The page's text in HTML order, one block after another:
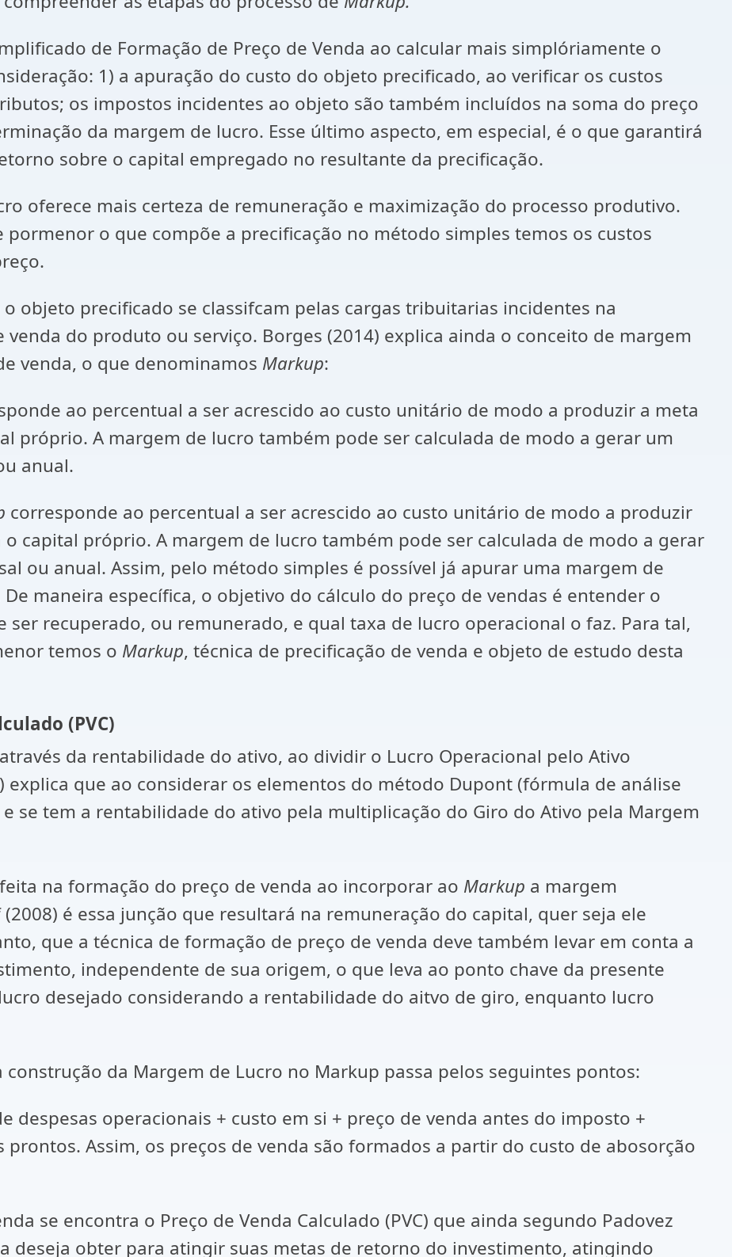
de Formação de Preço de Venda ao calcular mais simplóriamente o
1) a apuração do custo do objeto precificado, ao verificar os custos
os impostos incidentes ao objeto são também incluídos na soma do preço
da margem de lucro. Esse último aspecto, em especial, é o que garantirá
sobre o capital empregado no resultante da precificação.
mais certeza de remuneração e maximização do processo produtivo.
o que compõe a precificação no método simples temos os custos
precificado se classifcam pelas cargas tribuitarias incidentes na
do produto ou serviço. Borges (2014) explica ainda o conceito de margem
venda, o que denominamos Markup:
ao percentual a ser acrescido ao custo unitário de modo a produzir a meta
próprio. A margem de lucro também pode ser calculada de modo a gerar um
anual.
corresponde ao percentual a ser acrescido ao custo unitário de modo a produzir
capital próprio. A margem de lucro também pode ser calculada de modo a gerar
ou anual. Assim, pelo método simples é possível já apurar uma margem de
maneira específica, o objetivo do cálculo do preço de vendas é entender o
recuperado, ou remunerado, e qual taxa de lucro operacional o faz. Para tal,
temos o Markup, técnica de precificação de venda e objeto de estudo desta
(PVC)
da rentabilidade do ativo, ao dividir o Lucro Operacional pelo Ativo
explica que ao considerar os elementos do método Dupont (fórmula de análise
se tem a rentabilidade do ativo pela multiplicação do Giro do Ativo pela Margem
na formação do preço de venda ao incorporar ao Markup a margem
é essa junção que resultará na remuneração do capital, quer seja ele
que a técnica de formação de preço de venda deve também levar em conta a
independente de sua origem, o que leva ao ponto chave da presente
desejado considerando a rentabilidade do aitvo de giro, enquanto lucro
da Margem de Lucro no Markup passa pelos seguintes pontos:
despesas operacionais + custo em si + preço de venda antes do imposto +
Assim, os preços de venda são formados a partir do custo de abosorção
encontra o Preço de Venda Calculado (PVC) que ainda segundo Padovez
deseja obter para atingir suas metas de retorno do investimento, atingindo